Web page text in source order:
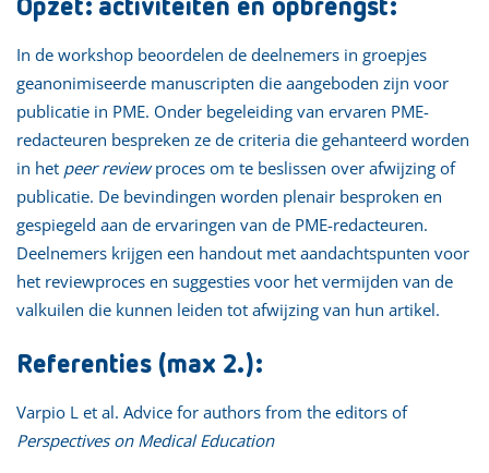
Opzet: activiteiten en opbrengst:
In de workshop beoordelen de deelnemers in groepjes
geanonimiseerde manuscripten die aangeboden zijn voor
publicatie in PME. Onder begeleiding van ervaren PME-
redacteuren bespreken ze de criteria die gehanteerd worden
in het peer reviewproces om te beslissen over afwijzing of
publicatie. De bevindingen worden plenair besproken en
gespiegeld aan de ervaringen van de PME-redacteuren.
Deelnemers krijgen een handout met aandachtspunten voor
het reviewproces en suggesties voor het vermijden van de
valkuilen die kunnen leiden tot afwijzing van hun artikel.
Referenties (max 2.):
Varpio L et al. Advice for authors from the editors of
Perspectives on Medical Education